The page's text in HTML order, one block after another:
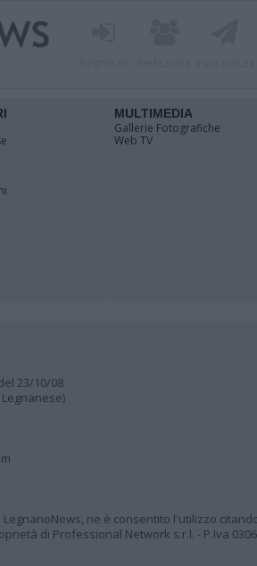
MULTIMEDIA
Gallerie Fotografiche
Web TV
23/10/08
ne è consentito l'utilizzo
di Professional Network s.r.l. - P.Iva